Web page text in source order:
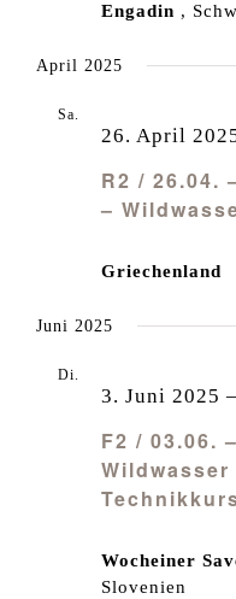
Engadin ,
April 2025
Sa.
R2 / 26.04.
–
26. April
Griechenland
Juni 2025
Di.
F2 / 03.06.
3. Juni 2025 –
Wocheiner
Slovenien